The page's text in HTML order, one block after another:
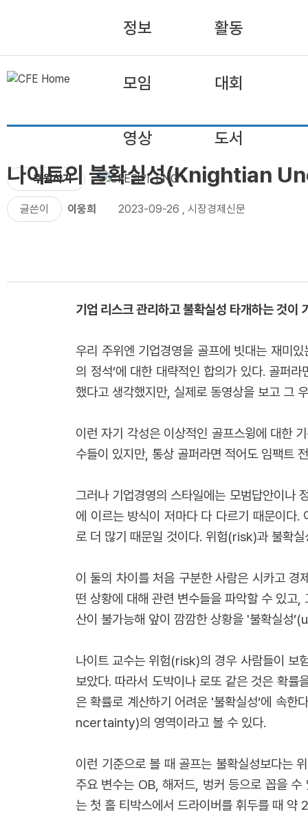
정보 활동
모임 대회
영상 도서
후원하기 ENG
나이트의 불확실성(Knightian
글쓴이 이웅희 2023-09-26 , 시장경제신문
기업 리스크 관리하고 불확실성 타개하는 것이
우리 주위엔 기업경영을 골프에 빗대는 재미
의 정석’에 대한 대략적인 합의가 있다. 골퍼
했다고 생각했지만, 실제로 동영상을 보고 그
이런 자기 각성은 이상적인 골프스윙에 대한
수들이 있지만, 통상 골퍼라면 적어도 임팩트
그러나 기업경영의 스타일에는 모범답안이나
에 이르는 방식이 저마다 다 다르기 때문이
로 더 많기 때문일 것이다. 위험(risk)과 불확
이 둘의 차이를 처음 구분한 사람은 시카고
떤 상황에 대해 관련 변수들을 파악할 수 있고
산이 불가능해 앞이 깜깜한 상황을 '불확실성
나이트 교수는 위험(risk)의 경우 사람들이 보
보았다. 따라서 도박이나 로또 같은 것은 확률
은 확률로 계산하기 어려운 '불확실성’에 속
ncertainty)의 영역이라고 볼 수 있다.
이런 기준으로 볼 때 골프는 불확실성보다는
주요 변수는 OB, 해저드, 벙커 등으로 꼽을
는 첫 홀 티박스에서 드라이버를 휘두를 때